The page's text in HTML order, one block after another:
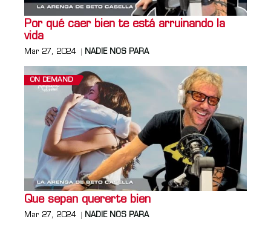
Por qué caer bien te está arruinando la
vida
Mar 27, 2024 NADIE NOS PARA
ON DEMAND
Que sepan quererte bien
Mar 27, 2024 NADIE NOS PARA